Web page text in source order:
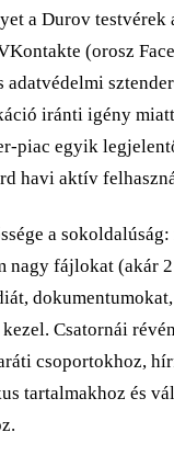
a Durov
(orosz
adatvédelmi
iránti igény
piac egyik
havi aktív
a sokoldalúság:
nagy fájlokat (akár
Csatornái
csoportokhoz,
tartalmakhoz és